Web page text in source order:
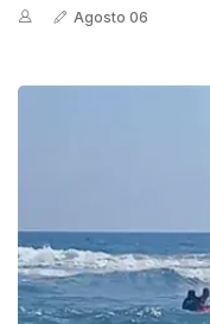
Agosto 06